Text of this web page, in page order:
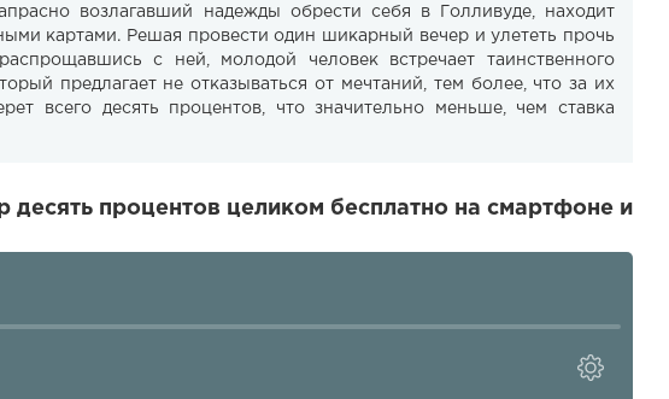
возлагавший надежды обрести себя в Голливуде, находит
картами. Решая провести один шикарный вечер и улететь прочь
с ней, молодой человек встречает таинственного
предлагает не отказываться от мечтаний, тем более, что за их
всего десять процентов, что значительно меньше, чем ставка
процентов целиком бесплатно на смартфоне и